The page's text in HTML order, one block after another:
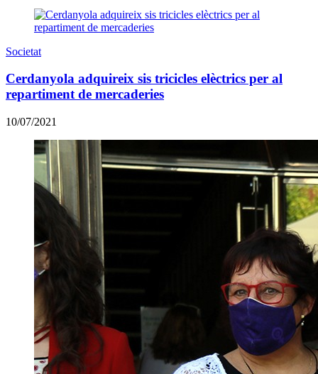
Societat
Cerdanyola adquireix sis tricicles elèctrics per al
repartiment de mercaderies
10/07/2021